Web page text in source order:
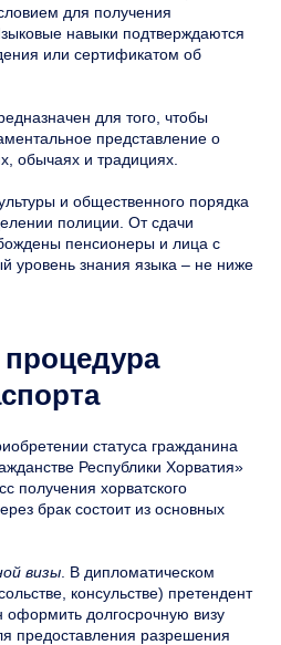
для получения
навыки подтверждаются
или сертификатом об
для того, чтобы
представление о
обычаях и традициях.
и общественного порядка
полиции. От сдачи
пенсионеры и лица с
уровень знания языка – не ниже
статуса гражданина
Республики Хорватия»
получения хорватского
брак состоит из основных
визы . В дипломатическом
консульстве) претендент
оформить долгосрочную визу
предоставления разрешения